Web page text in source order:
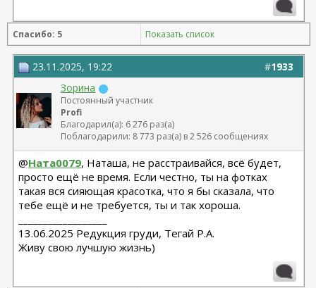
Спасибо: 5 Показать список
#1933
23.11.2025, 19:22
Зорина
Постоянный участник
Profi
Благодарил(а): 6 276 раз(а)
Поблагодарили: 8 773 раз(а) в 2 526 сообщениях
@Ната0079, Наташа, не расстраивайся, всё будет,
просто ещё не время. Если честно, ты на фотках
такая вся сияющая красотка, что я бы сказала, что
тебе ещё и не требуется, ты и так хороша.
13.06.2025 Редукция груди, Тегай Р.А.
Живу свою лучшую жизнь)